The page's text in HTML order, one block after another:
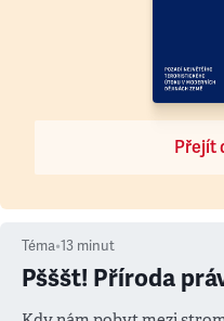
Přejít
Téma•13 minut
Pšššt! Příroda